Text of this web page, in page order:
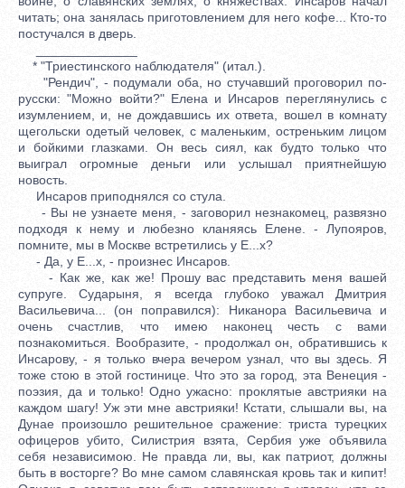
читать; она занялась приготовлением для него кофе... Кто-то
постучался в дверь.
* "Триестинского наблюдателя" (итал.).
"Рендич", - подумали оба, но стучавший проговорил по-
русски: "Можно войти?" Елена и Инсаров переглянулись с
изумлением, и, не дождавшись их ответа, вошел в комнату
щегольски одетый человек, с маленьким, остреньким лицом
и бойкими глазками. Он весь сиял, как будто только что
выиграл огромные деньги или услышал приятнейшую
новость.
Инсаров приподнялся со стула.
- Вы не узнаете меня, - заговорил незнакомец, развязно
подходя к нему и любезно кланяясь Елене. - Лупояров,
помните, мы в Москве встретились у Е...х?
- Да, у Е...х, - произнес Инсаров.
- Как же, как же! Прошу вас представить меня вашей
супруге. Сударыня, я всегда глубоко уважал Дмитрия
Васильевича... (он поправился): Никанора Васильевича и
очень счастлив, что имею наконец честь с вами
познакомиться. Вообразите, - продолжал он, обратившись к
Инсарову, - я только вчера вечером узнал, что вы здесь. Я
тоже стою в этой гостинице. Что это за город, эта Венеция -
поэзия, да и только! Одно ужасно: проклятые австрияки на
каждом шагу! Уж эти мне австрияки! Кстати, слышали вы, на
Дунае произошло решительное сражение: триста турецких
офицеров убито, Силистрия взята, Сербия уже объявила
себя независимою. Не правда ли, вы, как патриот, должны
быть в восторге? Во мне самом славянская кровь так и кипит!